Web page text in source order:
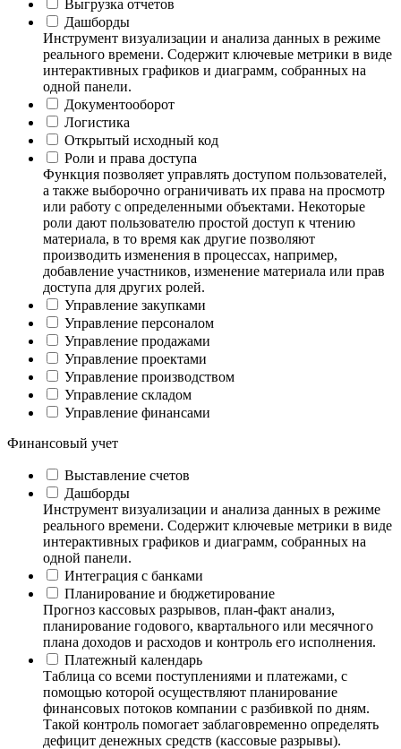
Выгрузка отчетов
Дашборды
Инструмент визуализации и анализа данных в режиме
реального времени. Содержит ключевые метрики в виде
интерактивных графиков и диаграмм, собранных на
одной панели.
Документооборот
Логистика
Открытый исходный код
Роли и права доступа
Функция позволяет управлять доступом пользователей,
а также выборочно ограничивать их права на просмотр
или работу с определенными объектами. Некоторые
роли дают пользователю простой доступ к чтению
материала, в то время как другие позволяют
производить изменения в процессах, например,
добавление участников, изменение материала или прав
доступа для других ролей.
Управление закупками
Управление персоналом
Управление продажами
Управление проектами
Управление производством
Управление складом
Управление финансами
Финансовый учет
Выставление счетов
Дашборды
Инструмент визуализации и анализа данных в режиме
реального времени. Содержит ключевые метрики в виде
интерактивных графиков и диаграмм, собранных на
одной панели.
Интеграция с банками
Планирование и бюджетирование
Прогноз кассовых разрывов, план-факт анализ,
планирование годового, квартального или месячного
плана доходов и расходов и контроль его исполнения.
Платежный календарь
Таблица со всеми поступлениями и платежами, с
помощью которой осуществляют планирование
финансовых потоков компании с разбивкой по дням.
Такой контроль помогает заблаговременно определять
дефицит денежных средств (кассовые разрывы).